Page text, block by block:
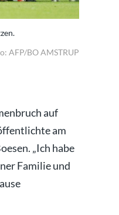
AFP/BO AMSTRUP
auf
am
„Ich habe
Familie und